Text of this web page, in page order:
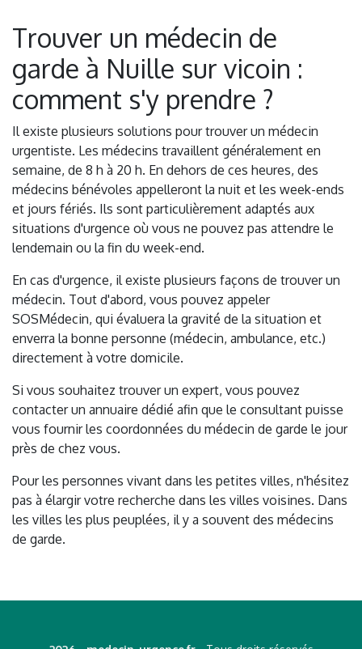
Trouver un médecin de
garde à Nuille sur vicoin :
comment s'y prendre ?
Il existe plusieurs solutions pour trouver un médecin
urgentiste. Les médecins travaillent généralement en
semaine, de 8 h à 20 h. En dehors de ces heures, des
médecins bénévoles appelleront la nuit et les week-ends
et jours fériés. Ils sont particulièrement adaptés aux
situations d'urgence où vous ne pouvez pas attendre le
lendemain ou la fin du week-end.
En cas d'urgence, il existe plusieurs façons de trouver un
médecin. Tout d'abord, vous pouvez appeler
SOSMédecin, qui évaluera la gravité de la situation et
enverra la bonne personne (médecin, ambulance, etc.)
directement à votre domicile.
Si vous souhaitez trouver un expert, vous pouvez
contacter un annuaire dédié afin que le consultant puisse
vous fournir les coordonnées du médecin de garde le jour
près de chez vous.
Pour les personnes vivant dans les petites villes, n'hésitez
pas à élargir votre recherche dans les villes voisines. Dans
les villes les plus peuplées, il y a souvent des médecins
de garde.